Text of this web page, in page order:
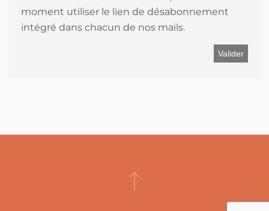
moment utiliser le lien de désabonnement
intégré dans chacun de nos mails.